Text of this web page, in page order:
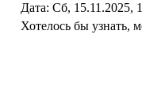
Дата: Сб, 15.11.2025,
Хотелось бы узнать,